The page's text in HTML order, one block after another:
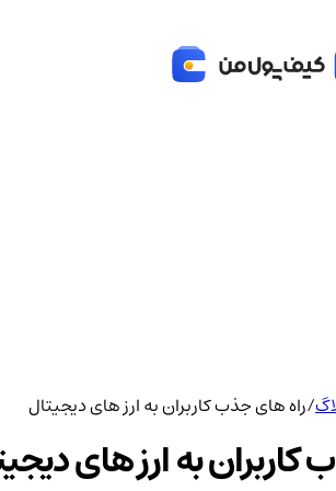
/راه های جذب کاربران به ارز های دیجیتال
به ارز های